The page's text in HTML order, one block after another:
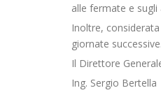
alle fermate e sugli
Inoltre,
giornate successive.
Il Direttore
Ing. Sergio Bertella